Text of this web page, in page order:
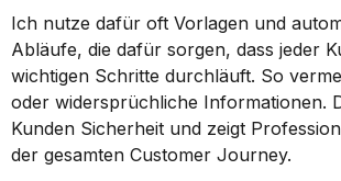
Ich nutze dafür oft Vorlagen und
Abläufe, die dafür sorgen, dass jeder
wichtigen Schritte durchläuft. So
oder widersprüchliche Informationen.
Kunden Sicherheit und zeigt
der gesamten Customer Journey.